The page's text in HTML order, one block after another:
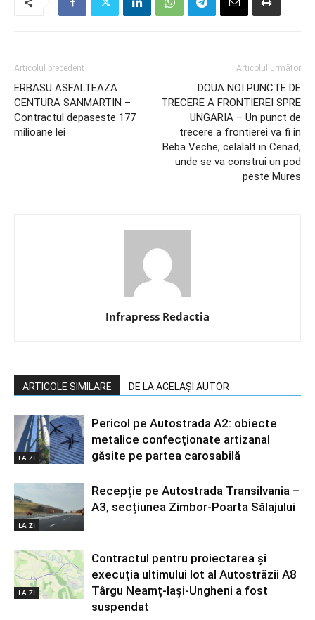
Articolul precedent
ERBASU ASFALTEAZA
CENTURA SANMARTIN –
Contractul depaseste 177
milioane lei
Articolul următor
DOUA NOI PUNCTE DE
TRECERE A FRONTIEREI SPRE
UNGARIA – Un punct de
trecere a frontierei va fi in
Beba Veche, celalalt in Cenad,
unde se va construi un pod
peste Mures
Infrapress Redactia
ARTICOLE SIMILARE DE LA ACELAȘI AUTOR
LA ZI
Pericol pe Autostrada A2: obiecte
metalice confecționate artizanal
găsite pe partea carosabilă
LA ZI
Recepție pe Autostrada Transilvania –
A3, secțiunea Zimbor-Poarta Sălajului
LA ZI
Contractul pentru proiectarea și
execuția ultimului lot al Autostrăzii A8
Târgu Neamț-Iași-Ungheni a fost
suspendat